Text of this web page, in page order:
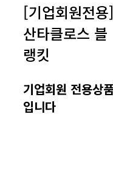
[기업회원전용]
산타클로스 블
랭킷
기업회원 전용상
입니다